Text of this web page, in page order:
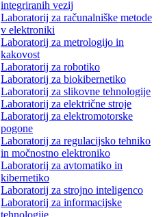
integriranih vezij
Laboratorij za računalniške metode
v elektroniki
Laboratorij za metrologijo in
kakovost
Laboratorij za robotiko
Laboratorij za biokibernetiko
Laboratorij za slikovne tehnologije
Laboratorij za električne stroje
Laboratorij za elektromotorske
pogone
Laboratorij za regulacijsko tehniko
in močnostno elektroniko
Laboratorij za avtomatiko in
kibernetiko
Laboratorij za strojno inteligenco
Laboratorij za informacijske
tehnologije